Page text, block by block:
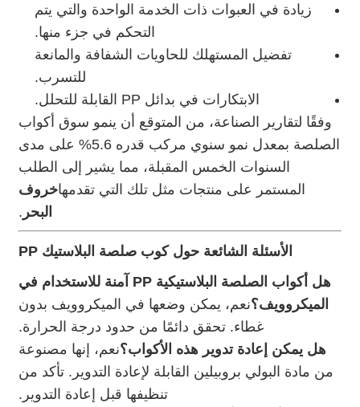
زيادة في العبوات ذات الخدمة الواحدة والتي يتم
التحكم في جزء منها.
تفضيل المستهلك للحاويات الشفافة والمانعة
للتسرب.
الابتكارات في بدائل PP القابلة للتحلل.
وفقًا لتقارير الصناعة، من المتوقع أن ينمو سوق أكواب
الصلصة بمعدل نمو سنوي مركب قدره 5.6% على مدى
السنوات الخمس المقبلة، مما يشير إلى الطلب
المستمر على منتجات مثل تلك التي تقدمهاخروف
البحر .
الأسئلة الشائعة حول كوب صلصة البلاستيك PP
هل أكواب الصلصة البلاستيكية PP آمنة للاستخدام في
الميكروويف؟نعم، يمكن وضعها في الميكروويف بدون
غطاء. تحقق دائمًا من حدود درجة الحرارة.
هل يمكن إعادة تدوير هذه الأكواب؟نعم، إنها مصنوعة
من مادة البولي بروبيلين القابلة لإعادة التدوير. تأكد من
تنظيفها قبل إعادة التدوير.